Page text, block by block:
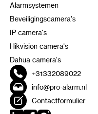
Alarmsystemen
Beveiligingscamera's
IP camera's
Hikvision camera's
Dahua camera's
+31332089022
info@pro-alarm.nl
Contactformulier